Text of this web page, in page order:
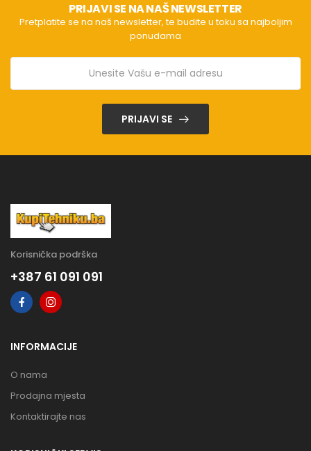
PRIJAVI SE NA NAŠ NEWSLETTER
Pretplatite se na naš newsletter, te budite u toku sa najboljim
ponudama
PRIJAVI SE
Korisnička podrška
+387 61 091 091
INFORMACIJE
O nama
Prodajna mjesta
Kontaktirajte nas